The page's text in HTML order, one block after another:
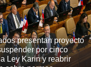
presentan proyecto
por cinco
Ley Karin y reabrir